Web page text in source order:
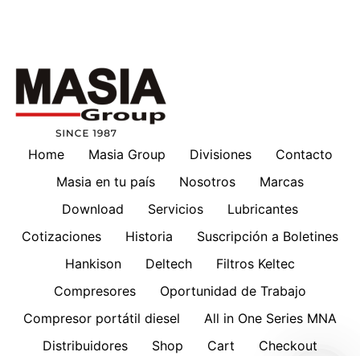
Home Masia Group Divisiones
Contacto
Masia en tu país
Nosotros
Marcas
Download
Servicios
Lubricantes
Cotizaciones
Historia
Suscripción a Boletines
Hankison
Deltech
Filtros Keltec
Compresores
Oportunidad de Trabajo
Compresor portátil diesel
All in One Series MNA
Distribuidores
Shop Cart Checkout